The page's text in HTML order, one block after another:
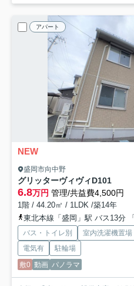
アパート
NEW
盛岡市向中野
グリッターヴィヴィD101
6.8万円 管理/共益費4,500円
1階 / 44.20㎡ / 1LDK /築14年
東北本線「盛岡」駅 バス13分
バス・トイレ別 室内洗濯機置場
電気有
駐輪場
敷0 動画 パノラマ